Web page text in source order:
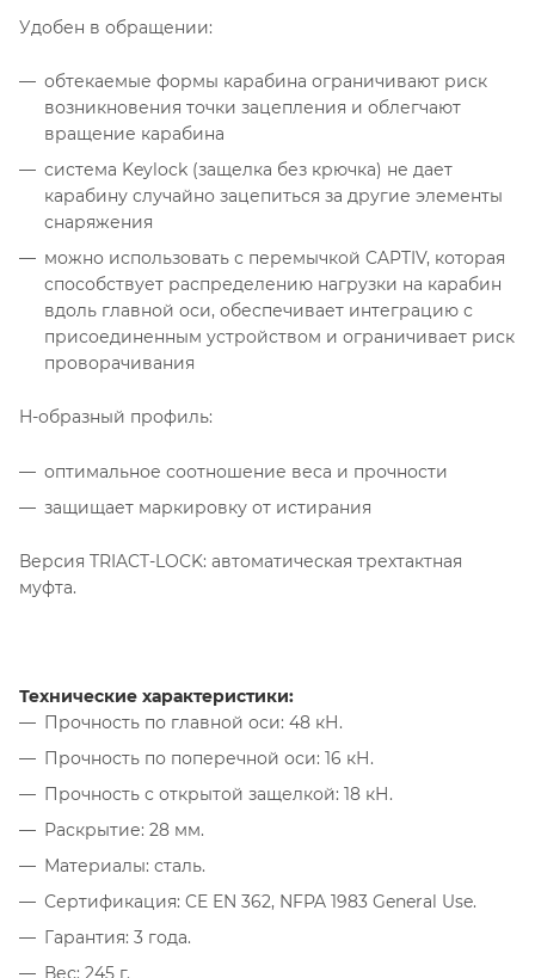
Удобен в обращении:
обтекаемые формы карабина ограничивают риск
возникновения точки зацепления и облегчают
вращение карабина
система Keylock (защелка без крючка) не дает
карабину случайно зацепиться за другие элементы
снаряжения
можно использовать с перемычкой CAPTIV, которая
способствует распределению нагрузки на карабин
вдоль главной оси, обеспечивает интеграцию с
присоединенным устройством и ограничивает риск
проворачивания
H-образный профиль:
оптимальное соотношение веса и прочности
защищает маркировку от истирания
Версия TRIACT-LOCK: автоматическая трехтактная
муфта.
Технические характеристики:
Прочность по главной оси: 48 кН.
Прочность по поперечной оси: 16 кН.
Прочность с открытой защелкой: 18 кН.
Раскрытие: 28 мм.
Материалы: сталь.
Сертификация: CE EN 362, NFPA 1983 General Use.
Гарантия: 3 года.
Вес: 245 г.